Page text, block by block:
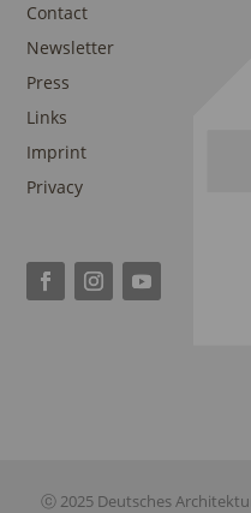
Contact
Newsletter
Press
Links
Imprint
Privacy
ⓒ 2025 Deutsches